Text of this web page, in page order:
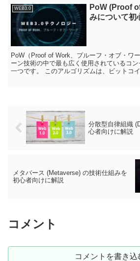
WEB3.0
PoW (Proof
みについて初
PoW（Proof of Work、プルーフ・オブ・ワ
ーン技術の中で最も広く使用されているコ
一つです。 このアルゴリズムは、ビットコ
分散型自律組織
心者向けに解説
メタバース (Metaverse) の技術仕組みを
初心者向けに解説
コメント
コメントを書き込